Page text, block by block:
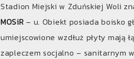
Stadion Miejski w Zduńskiej Woli
MOSiR – u. Obiekt posiada boisko
umiejscowione wzdłuż płyty mają
zapleczem socjalno – sanitarnym